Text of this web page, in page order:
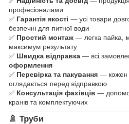
професіоналами
✅ Гарантія якості — усі товари
безпечні для питної води
✅ Простий монтаж — легка пайка,
максимум результату
✅ Швидка відправка — всі
оформлення
✅ Перевірка та пакування — кожен
оглядається перед відправкою
✅ Консультація фахівців —
кранів та комплектуючих
🚿 Труби